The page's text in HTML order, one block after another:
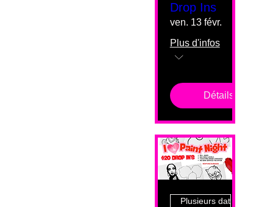
Drop Ins
ven. 13 févr.
Plus d'infos
Détails
Plusieurs dates